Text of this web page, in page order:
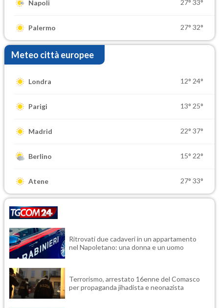
Napoli 27° 33°
Palermo 27° 32°
Meteo città europee
Londra 12° 24°
Parigi 13° 25°
Madrid 22° 37°
Berlino 15° 22°
Atene 27° 33°
Ritrovati due cadaveri in un appartamento
nel Napoletano: una donna e un uomo
Terrorismo, arrestato 16enne del Comasco
per propaganda jihadista e neonazista